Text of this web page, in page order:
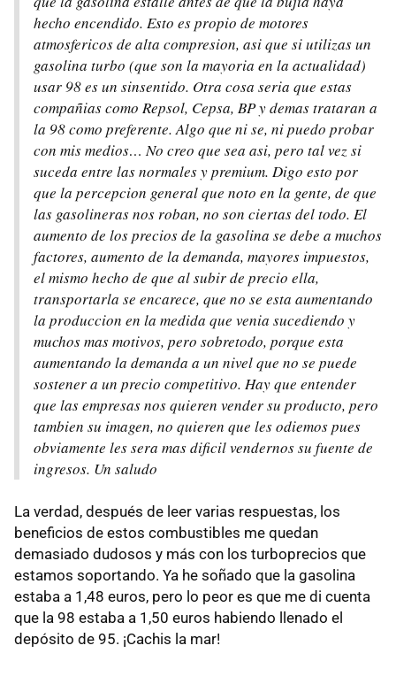
hecho encendido. Esto es propio de motores
atmosfericos de alta compresion, asi que si utilizas un
gasolina turbo (que son la mayoria en la actualidad)
usar 98 es un sinsentido. Otra cosa seria que estas
compañias como Repsol, Cepsa, BP y demas trataran a
la 98 como preferente. Algo que ni se, ni puedo probar
con mis medios… No creo que sea asi, pero tal vez si
suceda entre las normales y premium. Digo esto por
que la percepcion general que noto en la gente, de que
las gasolineras nos roban, no son ciertas del todo. El
aumento de los precios de la gasolina se debe a muchos
factores, aumento de la demanda, mayores impuestos,
el mismo hecho de que al subir de precio ella,
transportarla se encarece, que no se esta aumentando
la produccion en la medida que venia sucediendo y
muchos mas motivos, pero sobretodo, porque esta
aumentando la demanda a un nivel que no se puede
sostener a un precio competitivo. Hay que entender
que las empresas nos quieren vender su producto, pero
tambien su imagen, no quieren que les odiemos pues
obviamente les sera mas dificil vendernos su fuente de
ingresos. Un saludo
La verdad, después de leer varias respuestas, los
beneficios de estos combustibles me quedan
demasiado dudosos y más con los turboprecios que
estamos soportando. Ya he soñado que la gasolina
estaba a 1,48 euros, pero lo peor es que me di cuenta
que la 98 estaba a 1,50 euros habiendo llenado el
depósito de 95. ¡Cachis la mar!